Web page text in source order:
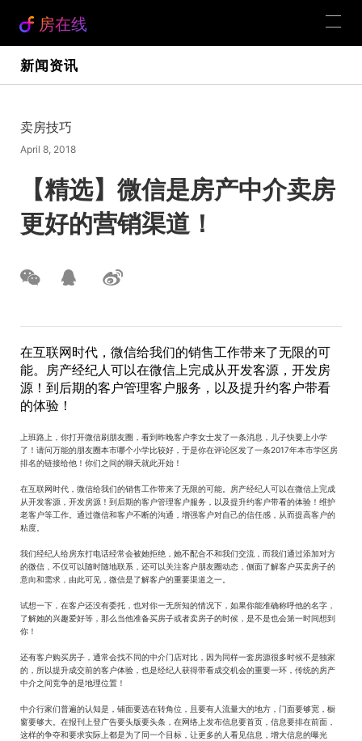
房在线
新闻资讯
卖房技巧
April 8, 2018
【精选】微信是房产中介卖房
更好的营销渠道！
在互联网时代，微信给我们的销售工作带来了无限的可
能。房产经纪人可以在微信上完成从开发客源，开发房
源！到后期的客户管理客户服务，以及提升约客户带看
的体验！
上班路上，你打开微信刷朋友圈，看到昨晚客户李女士发了一条消息，儿子快要上小学
了！请问万能的朋友圈本市哪个小学比较好，于是你在评论区发了一条2017年本市学区房
排名的链接给他！你们之间的聊天就此开始！
在互联网时代，微信给我们的销售工作带来了无限的可能。房产经纪人可以在微信上完成
从开发客源，开发房源！到后期的客户管理客户服务，以及提升约客户带看的体验！维护
老客户等工作。通过微信和客户不断的沟通，增强客户对自己的信任感，从而提高客户的
粘度。
我们经纪人给房东打电话经常会被她拒绝，她不配合不和我们交流，而我们通过添加对方
的微信，不仅可以随时随地联系，还可以关注客户朋友圈动态，侧面了解客户买卖房子的
意向和需求，由此可见，微信是了解客户的重要渠道之一。
试想一下，在客户还没有委托，也对你一无所知的情况下，如果你能准确称呼他的名字，
了解她的兴趣爱好等，那么当他准备买房子或者卖房子的时候，是不是也会第一时间想到
你！
还有客户购买房子，通常会找不同的中介门店对比，因为同样一套房源很多时候不是独家
的，所以提升成交前的客户体验，也是经纪人获得带看成交机会的重要一环，传统的房产
中介之间竞争的是地理位置！
中介行家们普遍的认知是，铺面要选在转角位，且要有人流量大的地方，门面要够宽，橱
窗要够大。在报刊上登广告要头版要头条，在网络上发布信息要首页，信息要排在前面，
这样的争夺和要求实际上都是为了同一个目标，让更多的人看见信息，增大信息的曝光